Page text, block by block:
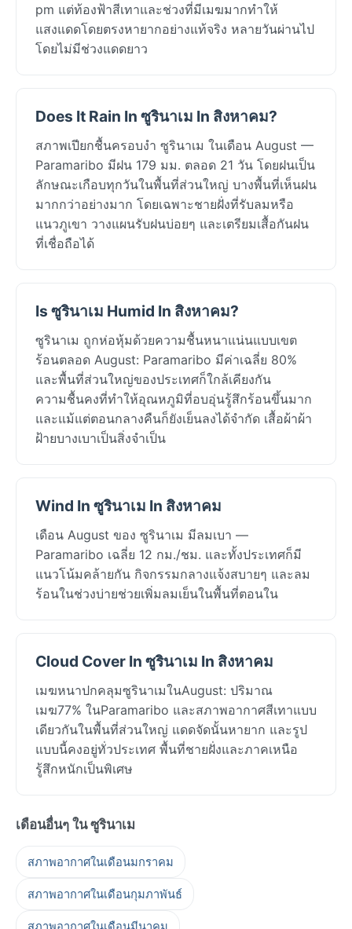
pm แต่ท้องฟ้าสีเทาและช่วงที่มีเมฆมากทำให้
แสงแดดโดยตรงหายากอย่างแท้จริง หลายวันผ่านไป
โดยไม่มีช่วงแดดยาว
Does It Rain In ซูรินาเม In สิงหาคม?
สภาพเปียกชื้นครอบงำ ซูรินาเม ในเดือน August —
Paramaribo มีฝน 179 มม. ตลอด 21 วัน โดยฝนเป็น
ลักษณะเกือบทุกวันในพื้นที่ส่วนใหญ่ บางพื้นที่เห็นฝน
มากกว่าอย่างมาก โดยเฉพาะชายฝั่งที่รับลมหรือ
แนวภูเขา วางแผนรับฝนบ่อยๆ และเตรียมเสื้อกันฝน
ที่เชื่อถือได้
Is ซูรินาเม Humid In สิงหาคม?
ซูรินาเม ถูกห่อหุ้มด้วยความชื้นหนาแน่นแบบเขต
ร้อนตลอด August: Paramaribo มีค่าเฉลี่ย 80%
และพื้นที่ส่วนใหญ่ของประเทศก็ใกล้เคียงกัน
ความชื้นคงที่ทำให้อุณหภูมิที่อบอุ่นรู้สึกร้อนขึ้นมาก
และแม้แต่ตอนกลางคืนก็ยังเย็นลงได้จำกัด เสื้อผ้าผ้า
ฝ้ายบางเบาเป็นสิ่งจำเป็น
Wind In ซูรินาเม In สิงหาคม
เดือน August ของ ซูรินาเม มีลมเบา —
Paramaribo เฉลี่ย 12 กม./ชม. และทั้งประเทศก็มี
แนวโน้มคล้ายกัน กิจกรรมกลางแจ้งสบายๆ และลม
ร้อนในช่วงบ่ายช่วยเพิ่มลมเย็นในพื้นที่ตอนใน
Cloud Cover In ซูรินาเม In สิงหาคม
เมฆหนาปกคลุมซูรินาเมในAugust: ปริมาณ
เมฆ77% ในParamaribo และสภาพอากาศสีเทาแบบ
เดียวกันในพื้นที่ส่วนใหญ่ แดดจัดนั้นหายาก และรูป
แบบนี้คงอยู่ทั่วประเทศ พื้นที่ชายฝั่งและภาคเหนือ
รู้สึกหนักเป็นพิเศษ
เดือนอื่นๆ ใน ซูรินาเม
สภาพอากาศในเดือนมกราคม
สภาพอากาศในเดือนกุมภาพันธ์